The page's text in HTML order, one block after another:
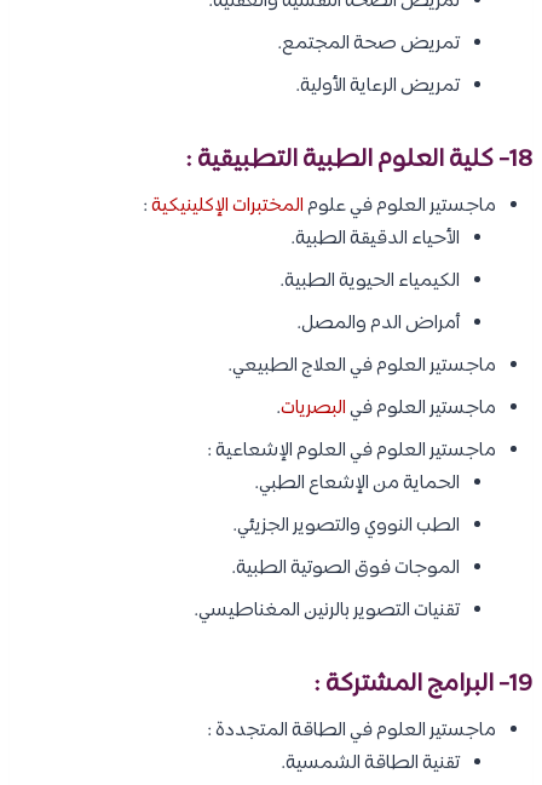
تمريض صحة المجتمع.
تمريض الرعاية الأولية.
18- كلية العلوم الطبية التطبيقية :
ماجستير العلوم في علومالمختبرات الإكلينيكية:
الأحياء الدقيقة الطبية.
الكيمياء الحيوية الطبية.
أمراض الدم والمصل.
ماجستير العلوم في العلاج الطبيعي.
ماجستير العلوم فيالبصريات.
ماجستير العلوم في العلوم الإشعاعية :
الحماية من الإشعاع الطبي.
الطب النووي والتصوير الجزيئي.
الموجات فوق الصوتية الطبية.
تقنيات التصوير بالرنين المغناطيسي.
19- البرامج المشتركة :
ماجستير العلوم في الطاقة المتجددة :
تقنية الطاقة الشمسية.